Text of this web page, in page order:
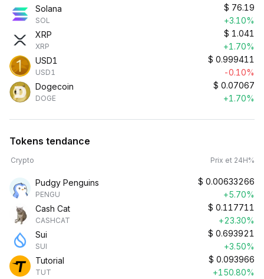
Solana
SOL
$ 76.19
+3.10%
XRP
XRP
$ 1.041
+1.70%
USD1
USD1
$ 0.999411
-0.10%
Dogecoin
DOGE
$ 0.07067
+1.70%
Tokens tendance
Crypto Prix et 24H%
Pudgy Penguins
PENGU
$ 0.00633266
+5.70%
Cash Cat
CASHCAT
$ 0.117711
+23.30%
Sui
SUI
$ 0.693921
+3.50%
Tutorial
TUT
$ 0.093966
+150.80%